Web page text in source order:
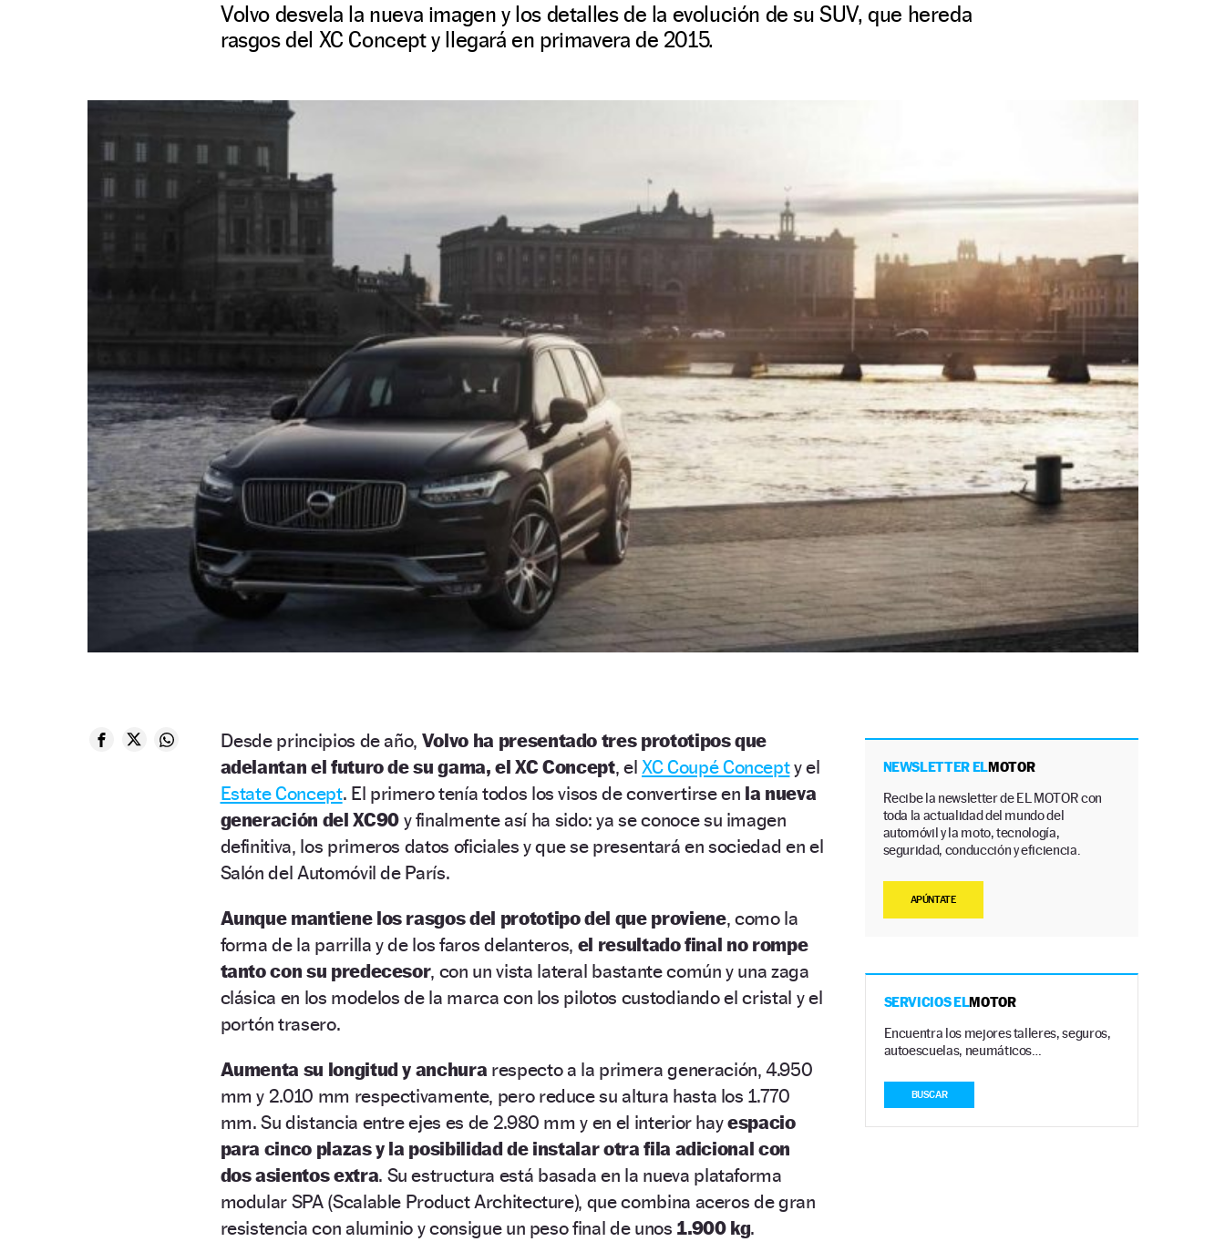
Volvo desvela la nueva imagen y los detalles de la evolución de su SUV, que hereda
rasgos del XC Concept y llegará en primavera de 2015.
Desde principios de año, Volvo ha presentado tres prototipos que
adelantan el futuro de su gama, el XC Concept, el XC Coupé Concepty el
Estate Concept. El primero tenía todos los visos de convertirse en la nueva
generación del XC90y finalmente así ha sido: ya se conoce su imagen
definitiva, los primeros datos oficiales y que se presentará en sociedad en el
Salón del Automóvil de París.
Aunque mantiene los rasgos del prototipo del que proviene, como la
forma de la parrilla y de los faros delanteros, el resultado final no rompe
tanto con su predecesor, con un vista lateral bastante común y una zaga
clásica en los modelos de la marca con los pilotos custodiando el cristal y el
portón trasero.
Aumenta su longitud y anchura respecto a la primera generación, 4.950
mm y 2.010 mm respectivamente, pero reduce su altura hasta los 1.770
mm. Su distancia entre ejes es de 2.980 mm y en el interior hayespacio
para cinco plazas y la posibilidad de instalar otra fila adicional con
dos asientos extra. Su estructura está basada en la nueva plataforma
modular SPA (Scalable Product Architecture), que combina aceros de gran
resistencia con aluminio y consigue un peso final de unos 1.900 kg.
NEWSLETTER ELMOTOR
Recibe la newsletter de EL MOTOR con
toda la actualidad del mundo del
automóvil y la moto, tecnología,
seguridad, conducción y eficiencia.
APÚNTATE
SERVICIOS ELMOTOR
Encuentra los mejores talleres, seguros,
autoescuelas, neumáticos…
BUSCAR